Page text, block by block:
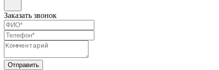
Заказать звонок
Отправить